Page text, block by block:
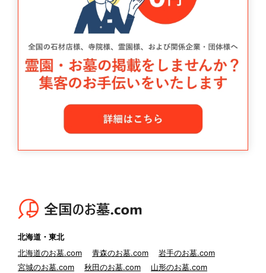
北海道・東北
北海道のお墓.com
青森のお墓.com
岩手のお墓.com
宮城のお墓.com
秋田のお墓.com
山形のお墓.com